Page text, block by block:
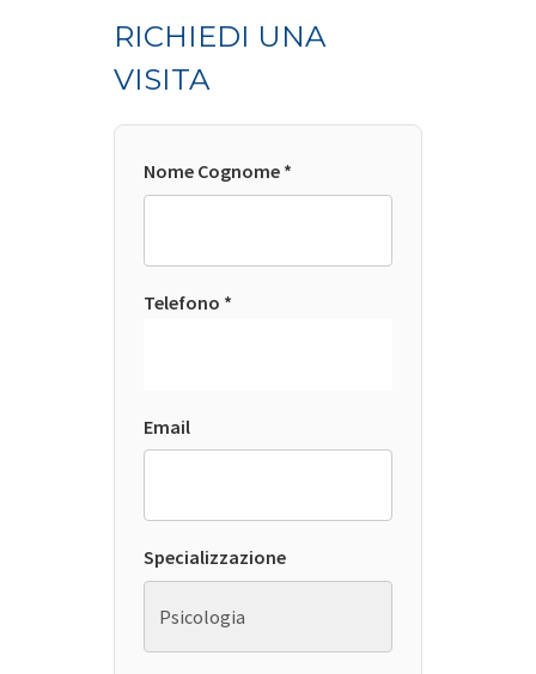
RICHIEDI UNA
VISITA
Nome Cognome *
Telefono *
Email
Specializzazione